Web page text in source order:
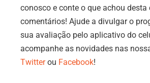
conosco e conte o que achou desta
comentários! Ajude a divulgar o
sua avaliação pelo aplicativo do
acompanhe as novidades nas
Twitterou Facebook!